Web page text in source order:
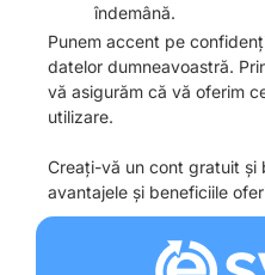
îndemână.
Punem accent pe
datelor dumneavoastră.
vă asigurăm că vă oferim
utilizare.
Creați-vă un cont gratuit și
avantajele și beneficiile